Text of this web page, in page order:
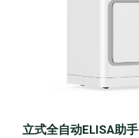
立式全自动ELISA助手